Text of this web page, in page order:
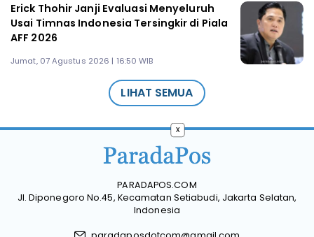
Erick Thohir Janji Evaluasi Menyeluruh
Usai Timnas Indonesia Tersingkir di Piala
AFF 2026
Jumat, 07 Agustus 2026 | 16:50 WIB
LIHAT SEMUA
PARADAPOS.COM
Jl. Diponegoro No.45, Kecamatan Setiabudi, Jakarta Selatan,
Indonesia
x